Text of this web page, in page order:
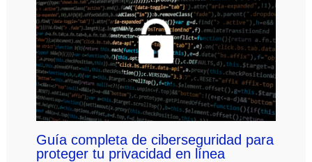
Guía completa de ciberseguridad para
proteger tu privacidad en línea